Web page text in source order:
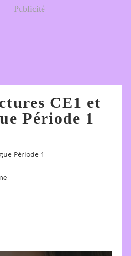
Publicité
CE1 et
Période 1
Période 1